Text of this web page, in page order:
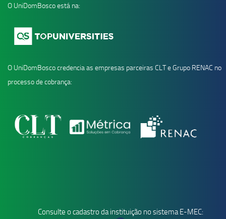
O UniDomBosco está na:
O UniDomBosco credencia as empresas parceiras CLT e Grupo RENAC no
processo de cobrança:
Consulte o cadastro da instituição no sistema E-MEC: